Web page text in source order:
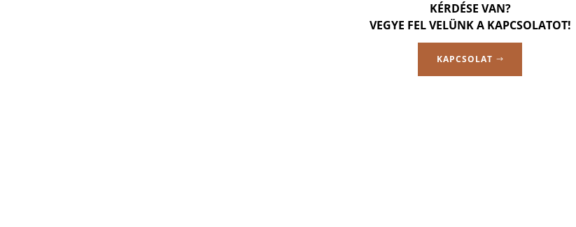
KÉRDÉSE VAN?
VEGYE FEL VELÜNK A KAPCSOLATOT!
KAPCSOLAT